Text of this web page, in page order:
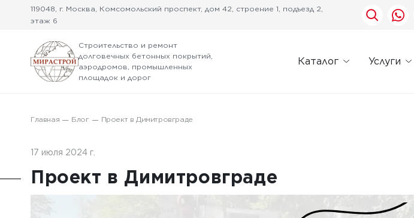
119048, г. Москва, Комсомольский проспект, дом 42, строение 1, подъезд 2,
этаж 6
Строительство и ремонт
долговечных бетонных покрытий,
аэродромов, промышленных
площадок и дорог
Каталог Услуги
Главная Блог Проект в Димитровграде
17 июля 2024 г.
Проект в Димитровграде